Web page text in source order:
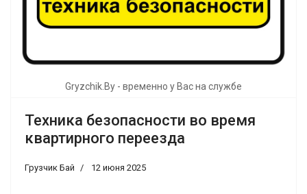
Gryzchik.By - временно у Вас на службе
Техника безопасности во время
квартирного переезда
Грузчик Бай 12 июня 2025